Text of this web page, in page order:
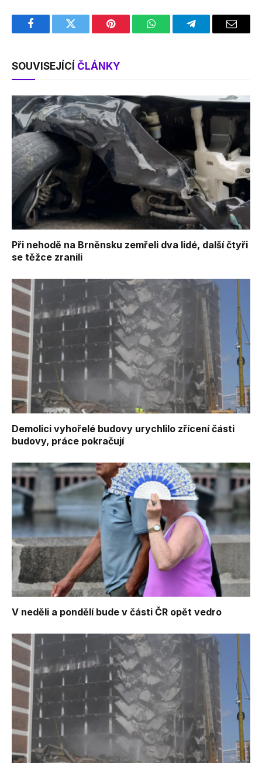
FacebookTwitter Pinterest WhatsAppTelegramEmail
SOUVISEJÍCÍ ČLÁNKY
Při nehodě na Brněnsku zemřeli dva lidé, další čtyři
se těžce zranili
Demolici vyhořelé budovy urychlilo zřícení části
budovy, práce pokračují
V neděli a pondělí bude v části ČR opět vedro